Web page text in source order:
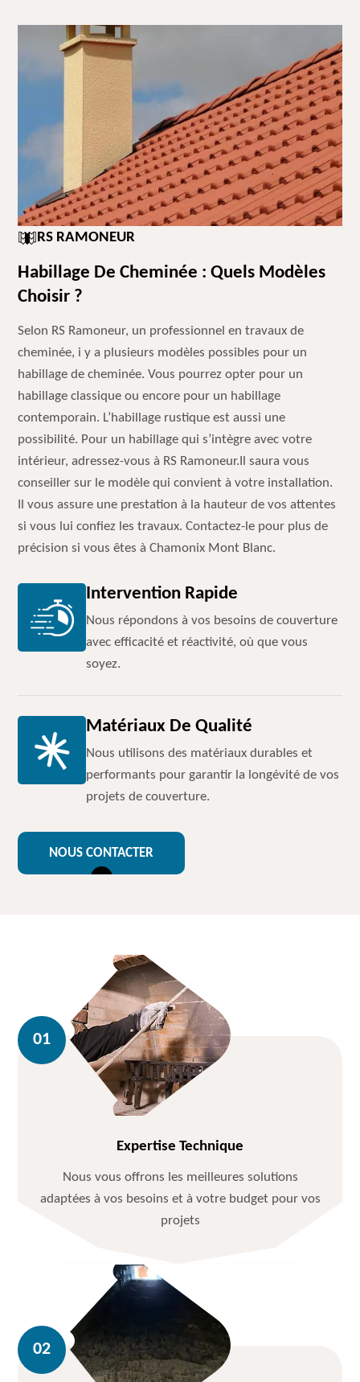
RS RAMONEUR
Habillage De Cheminée : Quels Modèles
Choisir ?
Selon RS Ramoneur, un professionnel en travaux de
cheminée, i y a plusieurs modèles possibles pour un
habillage de cheminée. Vous pourrez opter pour un
habillage classique ou encore pour un habillage
contemporain. L’habillage rustique est aussi une
possibilité. Pour un habillage qui s’intègre avec votre
intérieur, adressez-vous à RS Ramoneur.Il saura vous
conseiller sur le modèle qui convient à votre installation.
Il vous assure une prestation à la hauteur de vos attentes
si vous lui confiez les travaux. Contactez-le pour plus de
précision si vous êtes à Chamonix Mont Blanc.
Intervention Rapide
Nous répondons à vos besoins de couverture
avec efficacité et réactivité, où que vous
soyez.
Matériaux De Qualité
Nous utilisons des matériaux durables et
performants pour garantir la longévité de vos
projets de couverture.
NOUS CONTACTER
Expertise Technique
Nous vous offrons les meilleures solutions
adaptées à vos besoins et à votre budget pour vos
projets